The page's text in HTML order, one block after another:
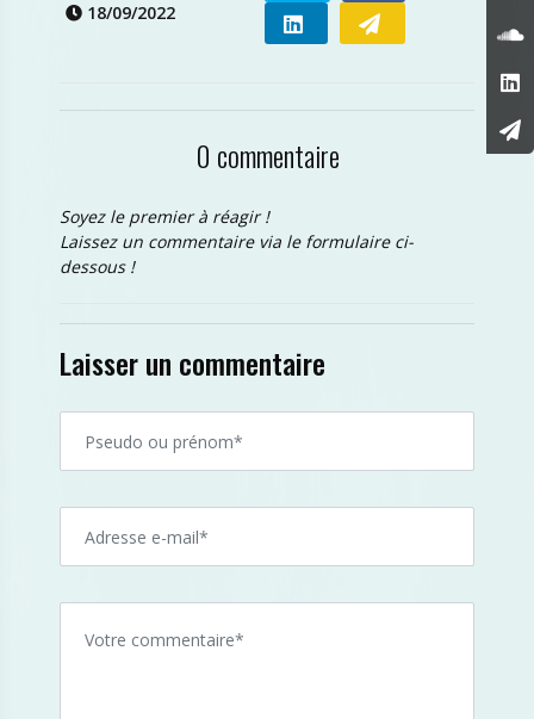
18/09/2022
0 commentaire
Soyez le premier à réagir !
Laissez un commentaire via le formulaire ci-
dessous !
Laisser un commentaire